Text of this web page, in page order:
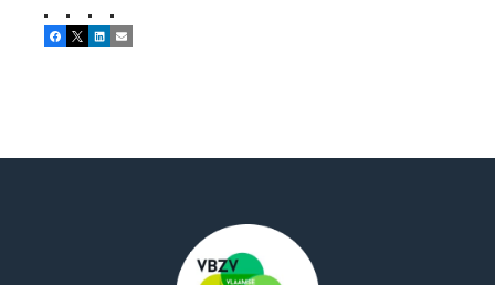
Facebook
X LinkedInE-mail